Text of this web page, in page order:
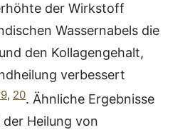
der Wirkstoff
Wassernabels die
den Kollagengehalt,
verbessert
, 20. Ähnliche Ergebnisse
Heilung von